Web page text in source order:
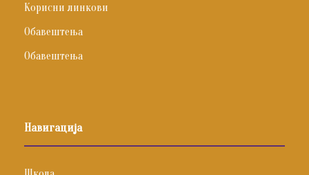
Корисни линкови
Обавештења
Обавештења
Навигација